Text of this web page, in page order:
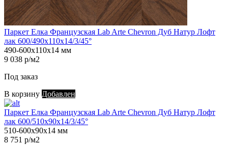
Паркет Елка Французская Lab Arte Chevron Дуб Натур Лофт
лак 600/490х110х14/3/45°
490-600х110х14 мм
9 038 р/м2
Под заказ
В корзину Добавлен
Паркет Елка Французская Lab Arte Chevron Дуб Натур Лофт
лак 600/510х90х14/3/45°
510-600х90х14 мм
8 751 р/м2